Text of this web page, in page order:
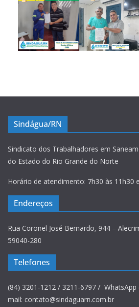
Sindágua/RN
Sindicato dos Trabalhadores em
do Estado do Rio Grande do Norte
Horário de atendimento: 7h30 às 11h30
Endereços
Rua Coronel José Bernardo, 944 –
59040-280
Telefones
(84) 3201-1212 / 3211-6797 /
mail: contato@sindaguarn.com.br